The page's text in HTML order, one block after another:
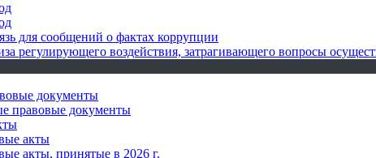
для сообщений о фактах коррупции
регулирующего воздействия, затрагивающего вопросы
документы
правовые документы
акты
акты, принятые в 2026 г.